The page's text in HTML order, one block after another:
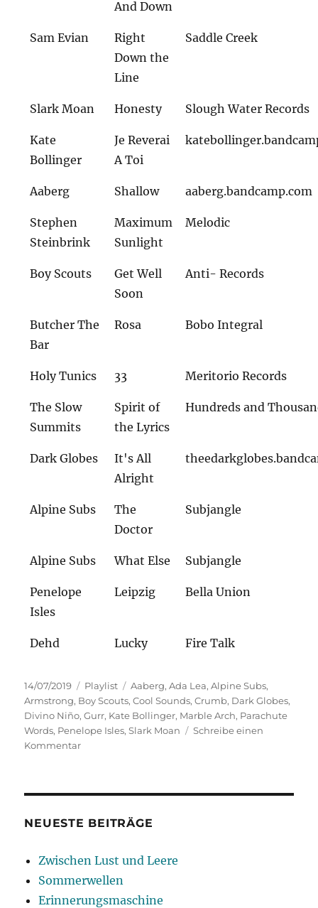
And Down
Sam Evian
Right
Down the
Line
Saddle Creek
Slark Moan Honesty Slough Water Records
Kate
Bollinger
Je Reverai
A Toi
Aaberg Shallow aaberg.bandcamp.com
Stephen
Steinbrink
Maximum
Sunlight
Melodic
Boy Scouts
Get Well
Soon
Anti- Records
Butcher The
Bar
Rosa Bobo Integral
Holy Tunics 33 Meritorio Records
The Slow
Summits
Spirit of
the Lyrics
Hundreds and
Dark Globes
It's All
Alright
Alpine Subs
The
Doctor
Subjangle
Alpine Subs What Else Subjangle
Penelope
Isles
Leipzig Bella Union
Dehd Lucky Fire Talk
Veröffentlicht
am
14/07/2019 Kategorien
Playlist Schlagwörter
Aaberg,Ada Lea,Alpine Subs,
Armstrong, Boy Scouts,Cool Sounds,Crumb, Dark Globes,
Divino Niño,Gurr, Kate Bollinger, Marble Arch, Parachute
Words, Penelope Isles,Slark Moan
Schreibe einen
Kommentarzu
NEUESTE BEITRÄGE
Zwischen Lust und Leere
Sommerwellen
Erinnerungsmaschine